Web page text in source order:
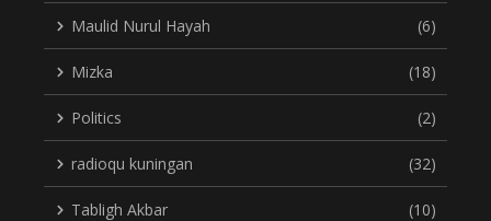
Maulid Nurul Hayah (6)
Mizka (18)
Politics (2)
radioqu kuningan (32)
Tabligh Akbar (10)